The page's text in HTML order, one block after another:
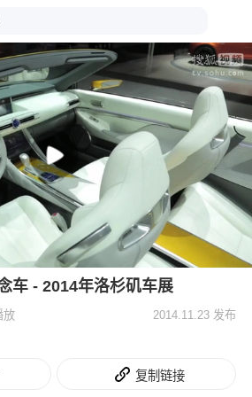
车 - 2014年洛杉矶车展
放 2014.11.23 发布
复制链接